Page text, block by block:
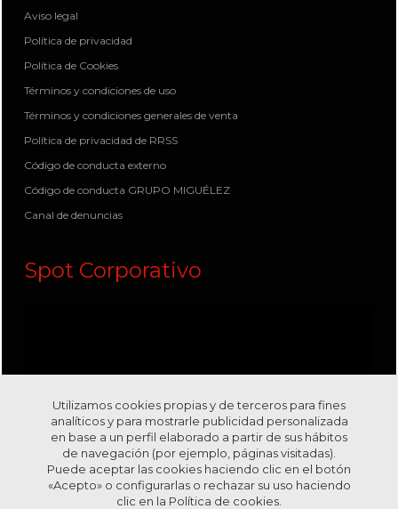
Aviso legal
Política de privacidad
Política de Cookies
Términos y condiciones de uso
Términos y condiciones generales de venta
Política de privacidad de RRSS
Código de conducta externo
Código de conducta GRUPO MIGUÉLEZ
Canal de denuncias
Spot Corporativo
Utilizamos cookies propias y de terceros para fines
analíticos y para mostrarle publicidad personalizada
en base a un perfil elaborado a partir de sus hábitos
de navegación (por ejemplo, páginas visitadas).
Puede aceptar las cookies haciendo clic en el botón
«Acepto» o configurarlas o rechazar su uso haciendo
clic en la Política de cookies.